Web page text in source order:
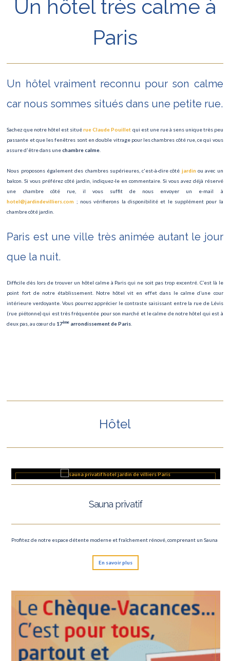
Chèques vacances
Hotel de Jour
Un hôtel très calme à
Paris
Un hôtel vraiment reconnu pour son calme
car nous sommes situés dans une petite rue.
Sachez que notre hôtel est situérue Claude Pouillet qui est une rue à sens unique très peu
passante et que les fenêtres sont en double vitrage pour les chambres côté rue, ce qui vous
assure d'être dans unechambre calme
Nous proposons également des chambres supérieures, c'est-à-dire côté jardin ou avec un
balcon. Si vous préférez côté jardin, indiquez-le en commentaire. Si vous avez déjà réservé
une chambre côté rue, il vous suffit de nous envoyer un e-mail à
hotel@jardindevilliers.com ; nous vérifierons la disponibilité et le supplément pour la
chambre côté jardin.
Paris est une ville très animée autant le jour
que la nuit.
Difficile dès lors de trouver un hôtel calme à Paris qui ne soit pas trop excentré. C’est là le
point fort de notre établissement. Notre hôtel vit en effet dans le calme d’une cour
intérieure verdoyante. Vous pourrez apprécier le contraste saisissant entre la rue de Lévis
(rue piétonne) qui est très fréquentée pour son marché et le calme de notre hôtel qui est à
deux pas, au cœur du 17ème arrondissement de Paris
Hôtel
Sauna privatif
Profitez de notre espace détente moderne et fraîchement rénové, comprenant un Sauna
En savoir plus